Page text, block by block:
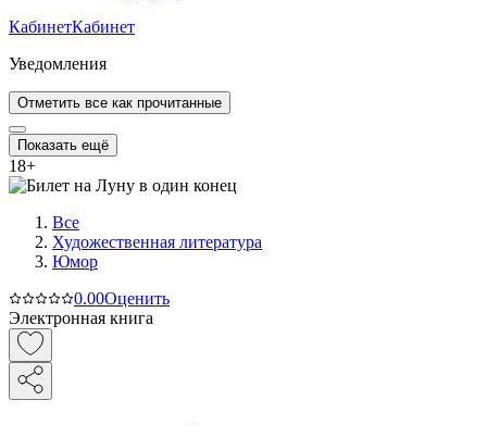
КабинетКабинет
Уведомления
Отметить все как прочитанные
Показать ещё
18+
Все
Художественная литература
Юмор
0.00Оценить
Электронная книга